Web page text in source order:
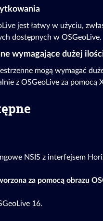
jest łatwy w użyciu,
dostępnych w OSGeoLive.
wymagające dużej
mogą wymagać
z OSGeoLive za
NSIS z interfejsem
za pomocą obrazu
16.